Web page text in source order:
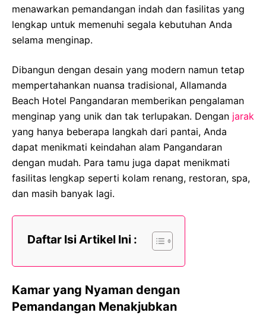
menawarkan pemandangan indah dan fasilitas yang
lengkap untuk memenuhi segala kebutuhan Anda
selama menginap.
Dibangun dengan desain yang modern namun tetap
mempertahankan nuansa tradisional, Allamanda
Beach Hotel Pangandaran memberikan pengalaman
menginap yang unik dan tak terlupakan. Dengan jarak
yang hanya beberapa langkah dari pantai, Anda
dapat menikmati keindahan alam Pangandaran
dengan mudah. Para tamu juga dapat menikmati
fasilitas lengkap seperti kolam renang, restoran, spa,
dan masih banyak lagi.
Daftar Isi Artikel Ini :
Kamar yang Nyaman dengan
Pemandangan Menakjubkan